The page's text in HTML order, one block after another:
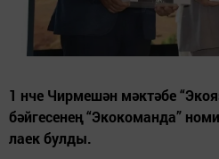
1 нче Чирмешән мәктәбе
бәйгесенең “Экокоманда”
лаек булды.